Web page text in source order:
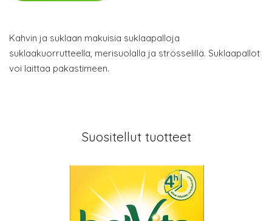
Kahvin ja suklaan makuisia suklaapalloja
suklaakuorrutteella, merisuolalla ja strösselillä. Suklaapallot
voi laittaa pakastimeen.
Suositellut tuotteet